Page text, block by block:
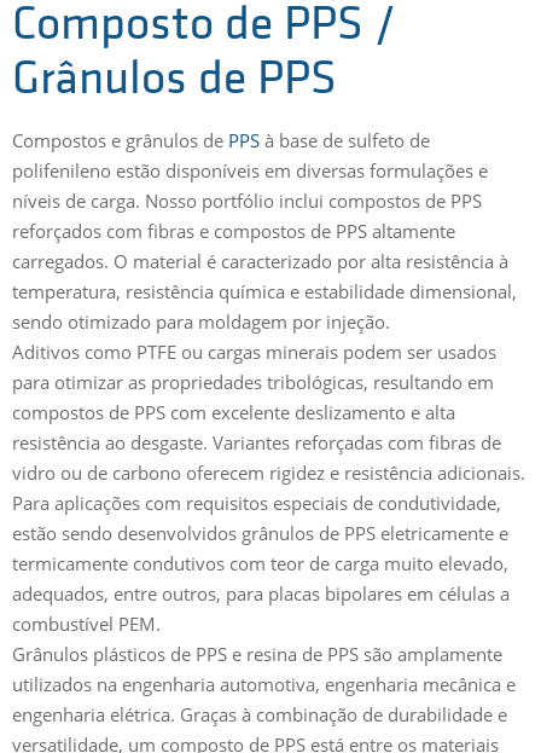
Composto de PPS /
Grânulos de PPS
Compostos e grânulos de PPS à base de sulfeto de
polifenileno estão disponíveis em diversas formulações e
níveis de carga. Nosso portfólio inclui compostos de PPS
reforçados com fibras e compostos de PPS altamente
carregados. O material é caracterizado por alta resistência à
temperatura, resistência química e estabilidade dimensional,
sendo otimizado para moldagem por injeção.
Aditivos como PTFE ou cargas minerais podem ser usados
para otimizar as propriedades tribológicas, resultando em
compostos de PPS com excelente deslizamento e alta
resistência ao desgaste. Variantes reforçadas com fibras de
vidro ou de carbono oferecem rigidez e resistência adicionais.
Para aplicações com requisitos especiais de condutividade,
estão sendo desenvolvidos grânulos de PPS eletricamente e
termicamente condutivos com teor de carga muito elevado,
adequados, entre outros, para placas bipolares em células a
combustível PEM.
Grânulos plásticos de PPS e resina de PPS são amplamente
utilizados na engenharia automotiva, engenharia mecânica e
engenharia elétrica. Graças à combinação de durabilidade e
versatilidade, um composto de PPS está entre os materiais